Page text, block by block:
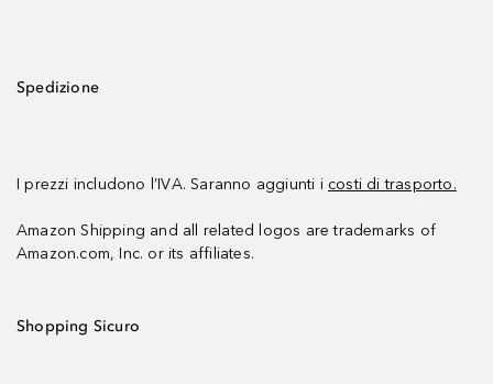
Spedizione
I prezzi includono l’IVA. Saranno aggiunti i costi di trasporto.
Amazon Shipping and all related logos are trademarks of
Amazon.com, Inc. or its affiliates.
Shopping Sicuro